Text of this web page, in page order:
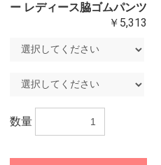
ー レディース脇ゴムパンツ
￥5,313
数量